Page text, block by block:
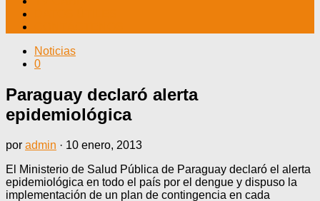
Noticias
0
Paraguay declaró alerta
epidemiológica
por admin · 10 enero, 2013
El Ministerio de Salud Pública de Paraguay declaró el alerta
epidemiológica en todo el país por el dengue y dispuso la
implementación de un plan de contingencia en cada